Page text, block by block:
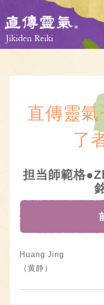
直傳靈
了
担当師範格
Huang Jing
（黄静）